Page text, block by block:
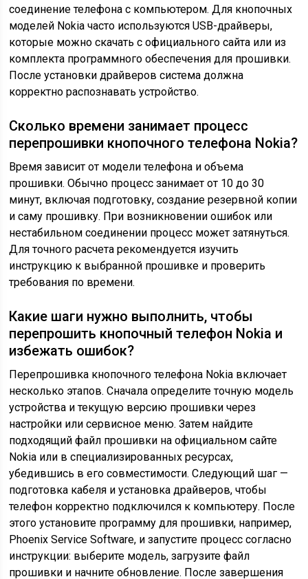
соединение телефона с компьютером. Для кнопочных
моделей Nokia часто используются USB-драйверы,
которые можно скачать с официального сайта или из
комплекта программного обеспечения для прошивки.
После установки драйверов система должна
корректно распознавать устройство.
Сколько времени занимает процесс
перепрошивки кнопочного телефона Nokia?
Время зависит от модели телефона и объема
прошивки. Обычно процесс занимает от 10 до 30
минут, включая подготовку, создание резервной копии
и саму прошивку. При возникновении ошибок или
нестабильном соединении процесс может затянуться.
Для точного расчета рекомендуется изучить
инструкцию к выбранной прошивке и проверить
требования по времени.
Какие шаги нужно выполнить, чтобы
перепрошить кнопочный телефон Nokia и
избежать ошибок?
Перепрошивка кнопочного телефона Nokia включает
несколько этапов. Сначала определите точную модель
устройства и текущую версию прошивки через
настройки или сервисное меню. Затем найдите
подходящий файл прошивки на официальном сайте
Nokia или в специализированных ресурсах,
убедившись в его совместимости. Следующий шаг —
подготовка кабеля и установка драйверов, чтобы
телефон корректно подключился к компьютеру. После
этого установите программу для прошивки, например,
Phoenix Service Software, и запустите процесс согласно
инструкции: выберите модель, загрузите файл
прошивки и начните обновление. После завершения